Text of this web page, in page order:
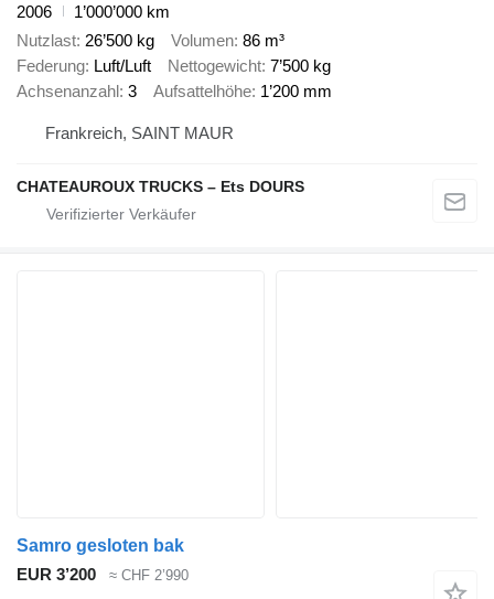
2006
1’000’000 km
Nutzlast 26’500 kg Volumen 86 m³
Federung Luft/Luft Nettogewicht 7’500 kg
Achsenanzahl 3 Aufsattelhöhe 1’200 mm
Frankreich, SAINT MAUR
CHATEAUROUX TRUCKS – Ets DOURS
Samro gesloten bak
EUR 3’200
≈ CHF 2’990